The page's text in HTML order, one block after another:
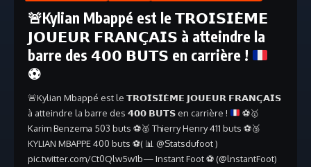
🚨Kylian Mbappé est le 𝗧𝗥𝗢𝗜𝗦𝗜𝗘̀𝗠𝗘
𝗝𝗢𝗨𝗘𝗨𝗥 𝗙𝗥𝗔𝗡𝗖̧𝗔𝗜𝗦 à atteindre la
barre des 𝟰𝟬𝟬 𝗕𝗨𝗧𝗦 en carrière !
⚽️
🚨Kylian Mbappé est le 𝗧𝗥𝗢𝗜𝗦𝗜𝗘̀𝗠𝗘 𝗝𝗢𝗨𝗘𝗨𝗥 𝗙𝗥𝗔𝗡𝗖̧𝗔𝗜𝗦
à atteindre la barre des 𝟰𝟬𝟬 𝗕𝗨𝗧𝗦 en carrière !
⚽️🥇
Karim Benzema 503 buts ⚽️🥈 Thierry Henry 411 buts ⚽️🥉
KYLIAN MBAPPE 400 buts ⚽️( 📊 @Statsdufoot )
pic.twitter.com/Ct0Qlw5w1b— Instant Foot⚽️(@lnstantFoot)